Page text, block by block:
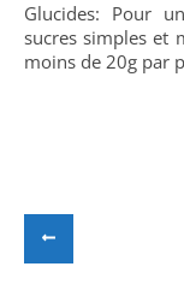
Glucides: Pour une buche complète compter 120g de
sucres simples et
moins de 20g par